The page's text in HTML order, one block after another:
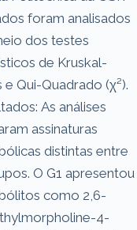
foram analisados
dos testes
de Kruskal-
e Qui-Quadrado (χ²).
As análises
assinaturas
distintas entre
O G1 apresentou
como 2,6-
4-